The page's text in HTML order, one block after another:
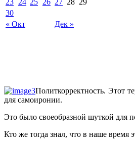
« Окт Дек »
30
Политкорректность. Этот
для самоиронии.
Это было своеобразной шуткой для
Кто же тогда знал, что в наше время